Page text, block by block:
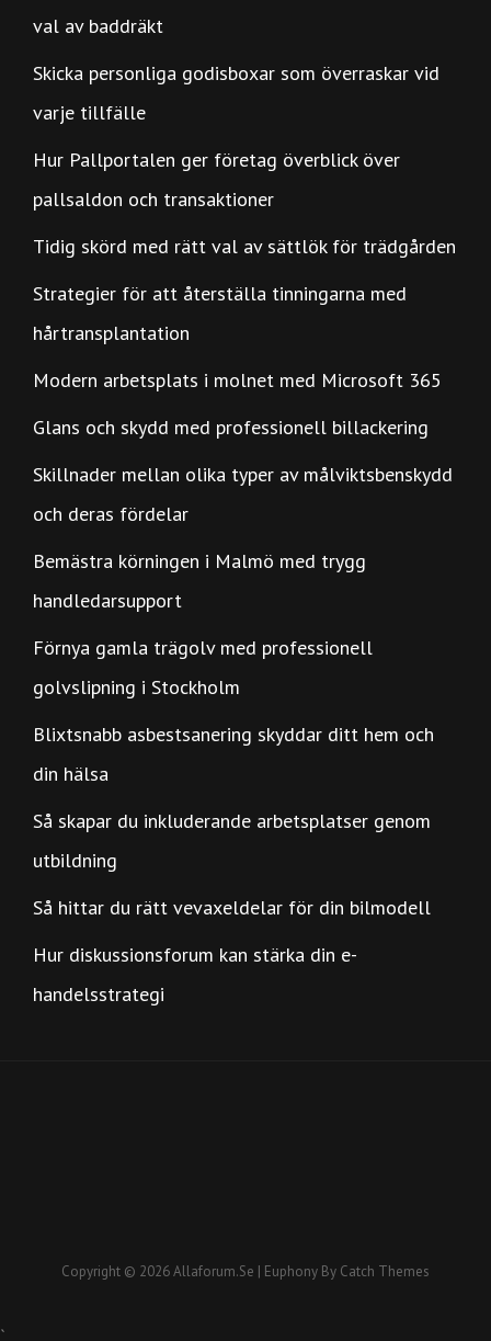
val av baddräkt
Skicka personliga godisboxar som överraskar vid
varje tillfälle
Hur Pallportalen ger företag överblick över
pallsaldon och transaktioner
Tidig skörd med rätt val av sättlök för trädgården
Strategier för att återställa tinningarna med
hårtransplantation
Modern arbetsplats i molnet med Microsoft 365
Glans och skydd med professionell billackering
Skillnader mellan olika typer av målviktsbenskydd
och deras fördelar
Bemästra körningen i Malmö med trygg
handledarsupport
Förnya gamla trägolv med professionell
golvslipning i Stockholm
Blixtsnabb asbestsanering skyddar ditt hem och
din hälsa
Så skapar du inkluderande arbetsplatser genom
utbildning
Så hittar du rätt vevaxeldelar för din bilmodell
Hur diskussionsforum kan stärka din e-
handelsstrategi
Copyright © 2026Allaforum.se | Euphony By Catch Themes
`